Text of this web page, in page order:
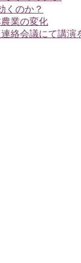
くのか？
業の変化
絡会議にて講演